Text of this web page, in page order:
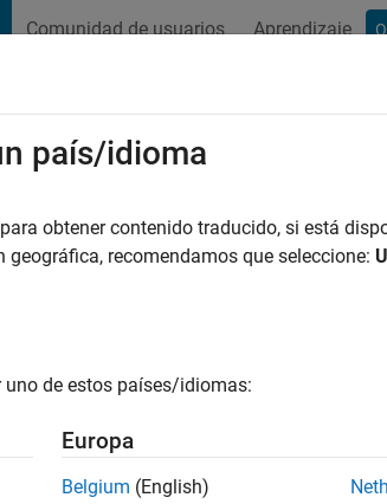
Comunidad de usuarios Aprendizaje
país/idioma
obtener contenido traducido, si está
geográfica, recomendamos que seleccione:
de estos países/idiomas:
Europa
Belgium (English)